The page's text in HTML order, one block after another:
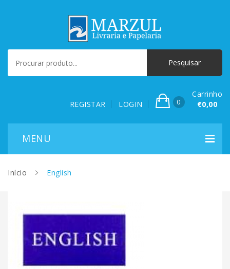
REGISTAR LOGIN 0
Carrinho
€0,00
Início English